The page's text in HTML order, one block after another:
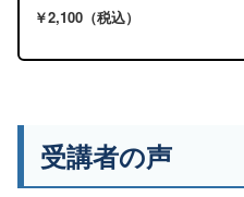
￥2,100（税込）
受講者の声